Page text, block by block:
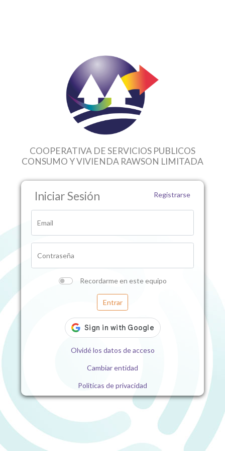
COOPERATIVA DE SERVICIOS PUBLICOS
CONSUMO Y VIVIENDA RAWSON LIMITADA
Iniciar Sesión Registrarse
Email
Contraseña
Recordarme en este equipo
Entrar
Olvidé los datos de acceso
Cambiar entidad
Politicas de privacidad